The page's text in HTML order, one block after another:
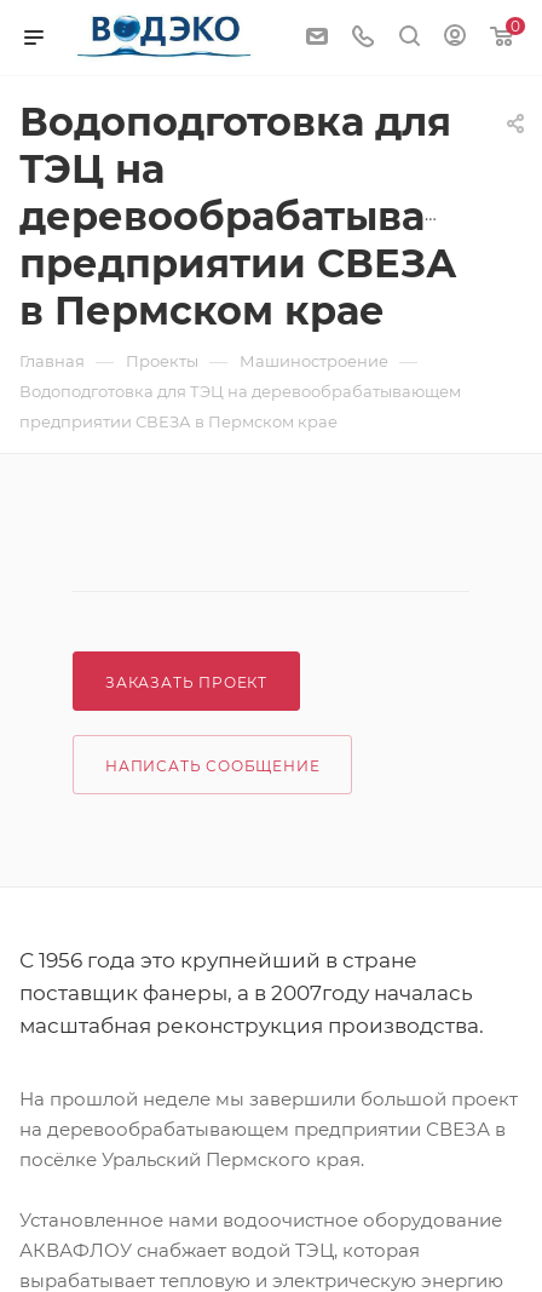
0
Водоподготовка для
ТЭЦ на
предприятии СВЕЗА
в Пермском крае
Главная — Проекты — Машиностроение —
Водоподготовка для ТЭЦ на деревообрабатывающем
предприятии СВЕЗА в Пермском крае
ЗАКАЗАТЬ ПРОЕКТ
НАПИСАТЬ СООБЩЕНИЕ
С 1956 года это крупнейший в стране
поставщик фанеры, а в 2007году началась
масштабная реконструкция производства.
На прошлой неделе мы завершили большой проект
на деревообрабатывающем предприятии СВЕЗА в
посёлке Уральский Пермского края.
Установленное нами водоочистное оборудование
АКВАФЛОУ снабжает водой ТЭЦ, которая
вырабатывает тепловую и электрическую энергию